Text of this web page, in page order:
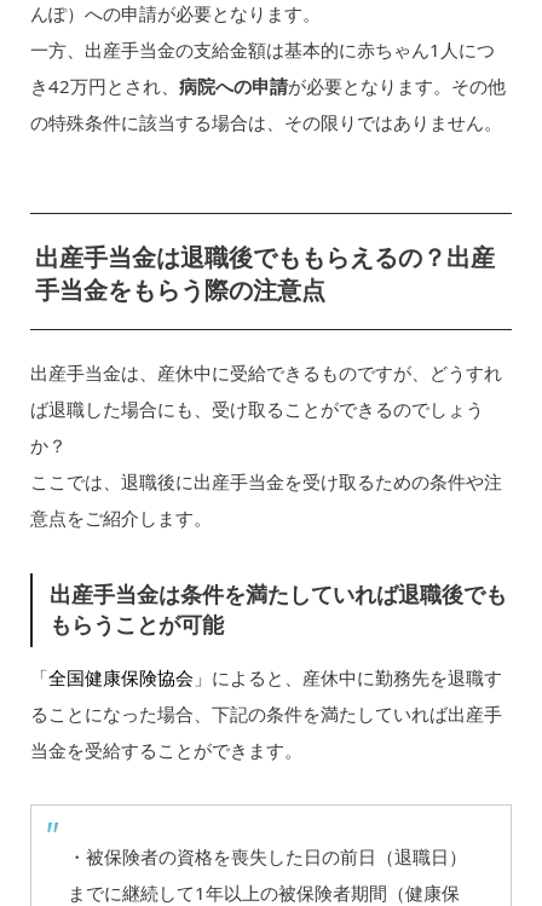
んぽ）への申請が必要となります。
一方、出産手当金の支給金額は基本的に赤ちゃん1人につ
き42万円とされ、 病院への申請が必要となります。その他
の特殊条件に該当する場合は、その限りではありません。
出産手当金は退職後でももらえるの？出産
手当金をもらう際の注意点
出産手当金は、産休中に受給できるものですが、どうすれ
ば退職した場合にも、受け取ることができるのでしょう
か？
ここでは、退職後に出産手当金を受け取るための条件や注
意点をご紹介します。
出産手当金は条件を満たしていれば退職後でも
もらうことが可能
「全国健康保険協会 」によると、産休中に勤務先を退職す
ることになった場合、下記の条件を満たしていれば出産手
当金を受給することができます。
・被保険者の資格を喪失した日の前日（退職日）
までに継続して1年以上の被保険者期間（健康保